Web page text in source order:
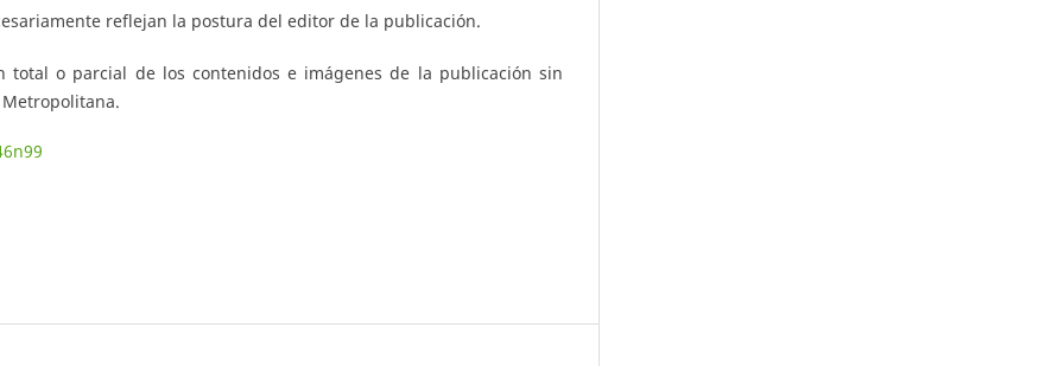
reflejan la postura del editor de la publicación.
total o parcial de los contenidos e imágenes de la publicación sin